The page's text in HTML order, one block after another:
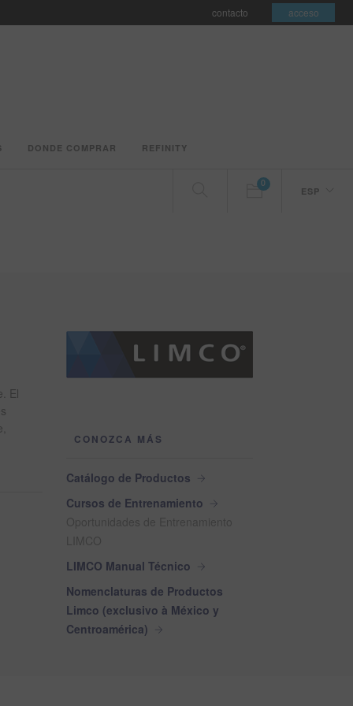
contacto acceso
DONDE COMPRAR REFINITY
0
ESP
El
CONOZCA MÁS
Catálogo de Productos
Cursos de Entrenamiento
LIMCO Manual Técnico
Nomenclaturas de Productos
Limco (exclusivo à México y
Centroamérica)